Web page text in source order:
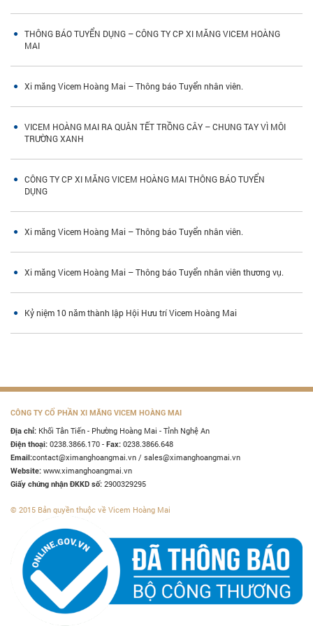
THÔNG BÁO TUYỂN DỤNG – CÔNG TY CP XI MĂNG VICEM HOÀNG
MAI
Xi măng Vicem Hoàng Mai – Thông báo Tuyển nhân viên.
VICEM HOÀNG MAI RA QUÂN TẾT TRỒNG CÂY – CHUNG TAY VÌ MÔI
TRƯỜNG XANH
CÔNG TY CP XI MĂNG VICEM HOÀNG MAI THÔNG BÁO TUYỂN
DỤNG
Xi măng Vicem Hoàng Mai – Thông báo Tuyển nhân viên.
Xi măng Vicem Hoàng Mai – Thông báo Tuyển nhân viên thương vụ.
Kỷ niệm 10 năm thành lập Hội Hưu trí Vicem Hoàng Mai
CÔNG TY CỔ PHẦN XI MĂNG VICEM HOÀNG MAI
Địa chỉ: Khối Tân Tiến - Phường Hoàng Mai - Tỉnh Nghệ An
Điện thoại: 0238.3866.170 - Fax: 0238.3866.648
Email:contact@ximanghoangmai.vn / sales@ximanghoangmai.vn
Website: www.ximanghoangmai.vn
Giấy chứng nhận ĐKKD số: 2900329295
© 2015 Bản quyền thuộc về Vicem Hoàng Mai